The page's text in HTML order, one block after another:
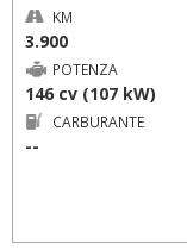
KM
3.900
POTENZA
146 cv (107 kW)
CARBURANTE
--